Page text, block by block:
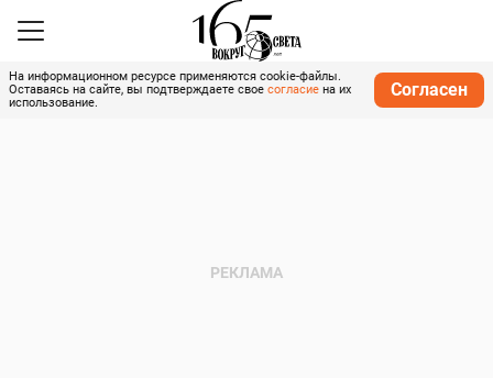
На информационном ресурсе применяются cookie-файлы.
Оставаясь на сайте, вы подтверждаете свое согласие на их
использование.
Согласен